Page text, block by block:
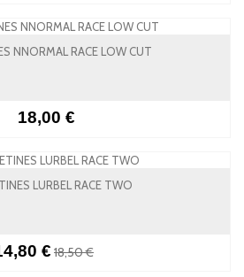
NNORMAL RACE LOW CUT
18,00 €
LURBEL RACE TWO
€ 18,50 €